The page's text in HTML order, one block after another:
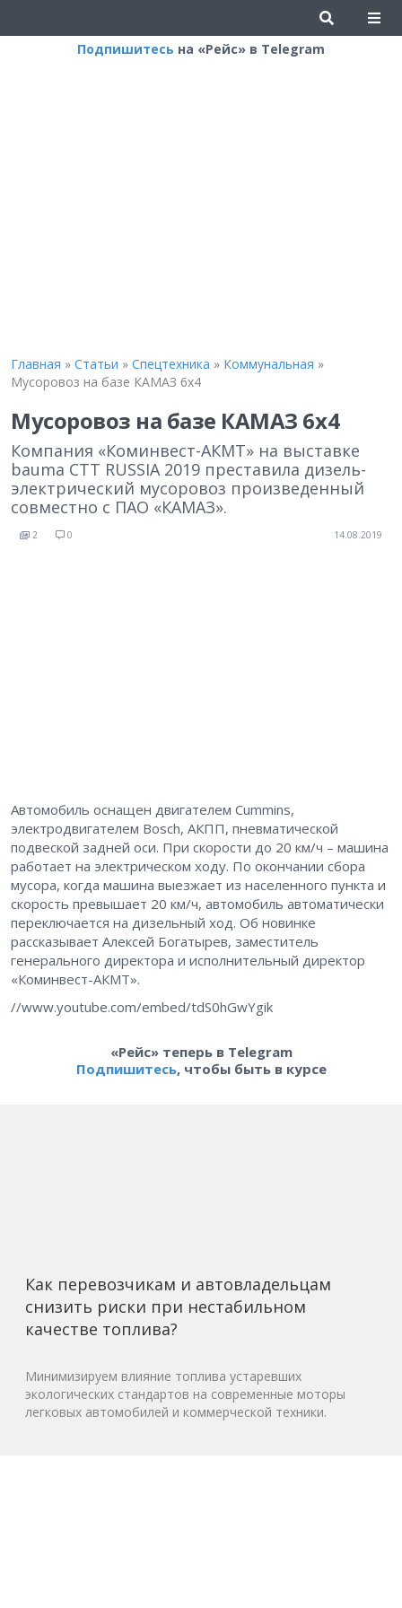
Подпишитесь на «Рейс» в Telegram
Главная » Статьи » Спецтехника » Коммунальная »
Мусоровоз на базе КАМАЗ 6х4
Мусоровоз на базе КАМАЗ 6х4
Компания «Коминвест-АКМТ» на выставке
bauma CTT RUSSIA 2019 преставила дизель-
электрический мусоровоз произведенный
совместно с ПАО «КАМАЗ».
2 0 14.08.2019
Автомобиль оснащен двигателем Cummins,
электродвигателем Bosch, АКПП, пневматической
подвеской задней оси. При скорости до 20 км/ч – машина
работает на электрическом ходу. По окончании сбора
мусора, когда машина выезжает из населенного пункта и
скорость превышает 20 км/ч, автомобиль автоматически
переключается на дизельный ход. Об новинке
рассказывает Алексей Богатырев, заместитель
генерального директора и исполнительный директор
«Коминвест-АКМТ».
//www.youtube.com/embed/tdS0hGwYgik
«Рейс» теперь в Telegram
Подпишитесь, чтобы быть в курсе
Как перевозчикам и автовладельцам
снизить риски при нестабильном
качестве топлива?
Минимизируем влияние топлива устаревших
экологических стандартов на современные моторы
легковых автомобилей и коммерческой техники.